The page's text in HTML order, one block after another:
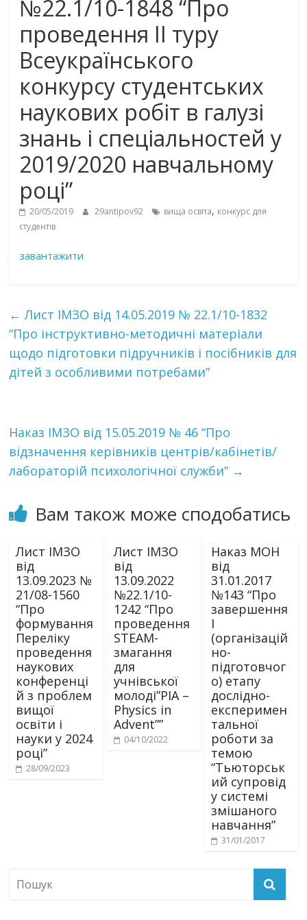
№22.1/10-1848 “Про
проведення ІІ туру
Всеукраїнського
конкурсу студентських
наукових робіт в галузі
знань і спеціальностей у
2019/2020 навчальному
році”
20/05/2019 29antipov92 вища освіта, конкурс для
студентів
завантажити
← Лист ІМЗО від 14.05.2019 № 22.1/10-1832
“Про інструктивно-методичні матеріали
щодо підготовки підручників і посібників для
дітей з особливими потребами”
Наказ ІМЗО від 15.05.2019 № 46 “Про
відзначення керівників центрів/кабінетів/
лабораторій психологічної служби” →
Вам також може сподобатись
Лист ІМЗО
від
13.09.2023 №
21/08-1560
“Про
формування
Переліку
проведення
наукових
конференці
й з проблем
вищої
освіти і
науки у 2024
році”
28/09/2023
Лист ІМЗО
від
13.09.2022
№22.1/10-
1242 “Про
проведення
STEAM-
змагання
для
учнівської
молоді”PIA –
Physics in
Advent””
04/10/2022
Наказ МОН
від
31.01.2017
№143 “Про
завершення
І
(організацій
но-
підготовчог
о) етапу
дослідно-
експеримен
тальної
роботи за
темою
“Тьюторськ
ий супровід
у системі
змішаного
навчання”
31/01/2017